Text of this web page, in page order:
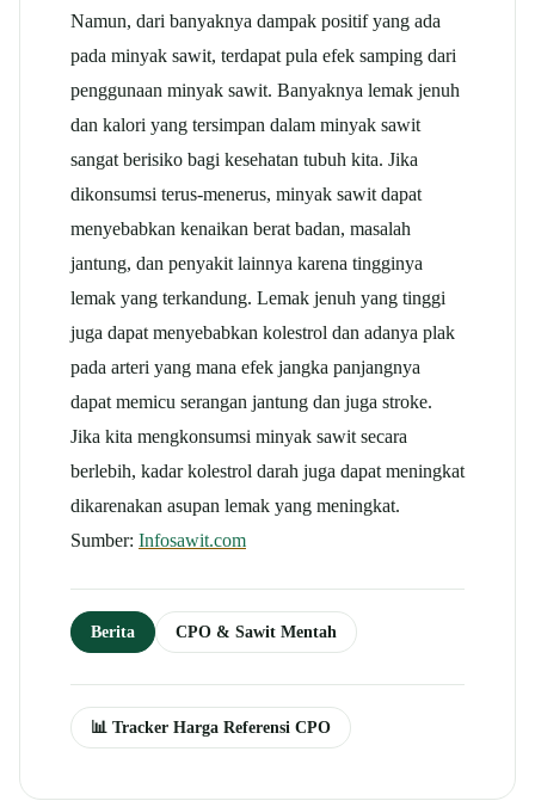
Namun, dari banyaknya dampak positif yang ada
pada minyak sawit, terdapat pula efek samping dari
penggunaan minyak sawit. Banyaknya lemak jenuh
dan kalori yang tersimpan dalam minyak sawit
sangat berisiko bagi kesehatan tubuh kita. Jika
dikonsumsi terus-menerus, minyak sawit dapat
menyebabkan kenaikan berat badan, masalah
jantung, dan penyakit lainnya karena tingginya
lemak yang terkandung. Lemak jenuh yang tinggi
juga dapat menyebabkan kolestrol dan adanya plak
pada arteri yang mana efek jangka panjangnya
dapat memicu serangan jantung dan juga stroke.
Jika kita mengkonsumsi minyak sawit secara
berlebih, kadar kolestrol darah juga dapat meningkat
dikarenakan asupan lemak yang meningkat.
Sumber: Infosawit.com
Berita CPO & Sawit Mentah
📊 Tracker Harga Referensi CPO